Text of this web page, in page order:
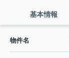
基本情報
物件名